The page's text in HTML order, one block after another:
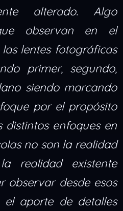
alterado. Algo
observan en el
lentes fotográficas
primer, segundo,
siendo marcando
por el propósito
distintos enfoques en
no son la realidad
realidad existente
observar desde esos
el aporte de detalles